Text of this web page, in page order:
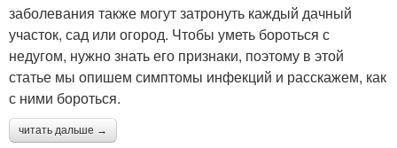
заболевания также могут затронуть каждый дачный
участок, сад или огород. Чтобы уметь бороться с
недугом, нужно знать его признаки, поэтому в этой
статье мы опишем симптомы инфекций и расскажем, как
с ними бороться.
читать дальше →